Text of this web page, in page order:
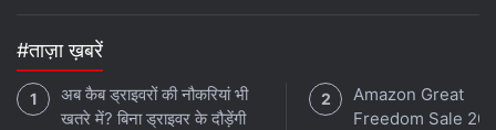
#ताज़ा ख़बरें
अब कैब ड्राइवरों की नौकरियां भी
खतरे में? बिना ड्राइवर के दौड़ेंगी
Amazon Great
Freedom Sale